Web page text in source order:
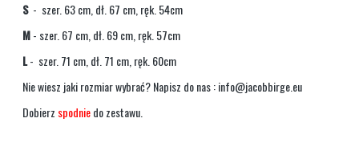
S- szer. 63 cm, dł. 67 cm, ręk. 54cm
M- szer. 67 cm, dł. 69 cm, ręk. 57cm
L- szer. 71 cm, dł. 71 cm, ręk. 60cm
Nie wiesz jaki rozmiar wybrać? Napisz do nas :info@jacobbirge.eu
Dobierz spodniedo zestawu.